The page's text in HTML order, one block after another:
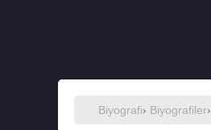
Biyografi› Biyografiler›